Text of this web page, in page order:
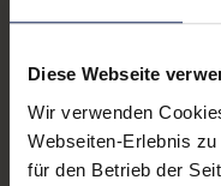
Diese Webseite
Wir verwenden
Webseiten-Erlebnis
für den Betrieb der
Tastaturlayout: